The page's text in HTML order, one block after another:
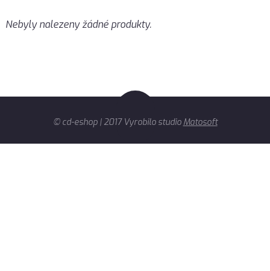
Nebyly nalezeny žádné produkty.
© cd-eshop | 2017 Vyrobilo studio Matosoft